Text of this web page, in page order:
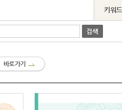
키워드
바로가기